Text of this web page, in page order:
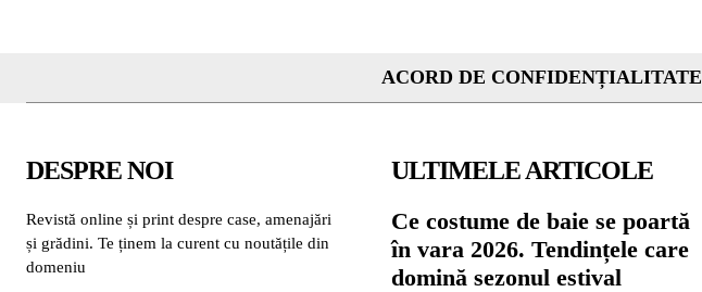
ACORD DE CONFIDENȚIALITATE
DESPRE NOI
Revistă online și print despre case, amenajări
și grădini. Te ținem la curent cu noutățile din
domeniu
ULTIMELE ARTICOLE
Ce costume de baie se poartă
în vara 2026. Tendințele care
domină sezonul estival